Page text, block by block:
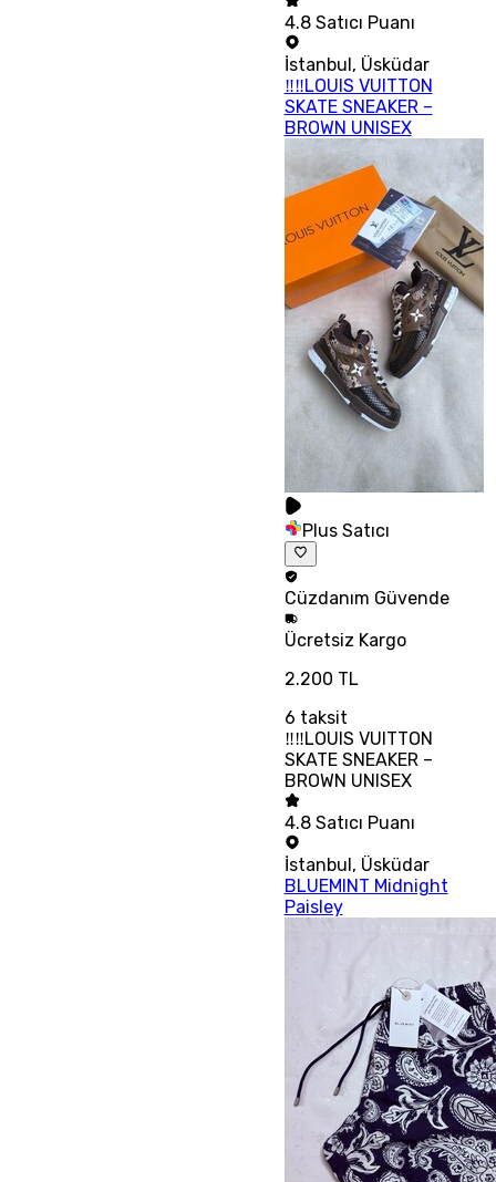
4.8 Satıcı Puanı
İstanbul , Üsküdar
‼‼LOUIS VUITTON
SKATE SNEAKER –
BROWN UNISEX
Plus Satıcı
Cüzdanım Güvende
Ücretsiz Kargo
2.200 TL
6 taksit
‼‼LOUIS VUITTON
SKATE SNEAKER –
BROWN UNISEX
4.8 Satıcı Puanı
İstanbul, Üsküdar
BLUEMINT Midnight
Paisley